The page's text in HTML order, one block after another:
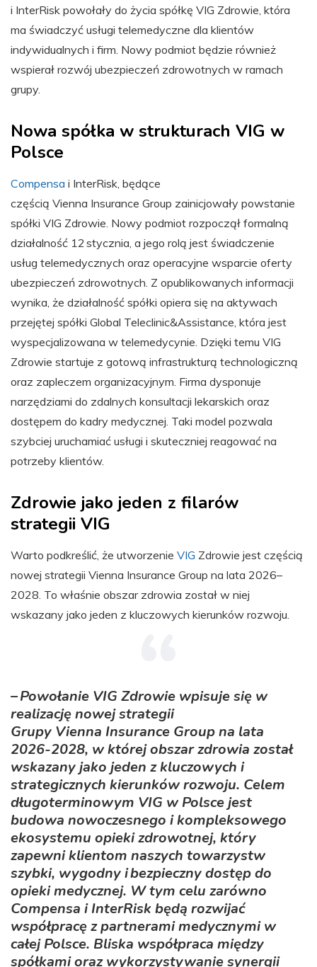
i InterRisk powołały do życia spółkę VIG Zdrowie, która
ma świadczyć usługi telemedyczne dla klientów
indywidualnych i firm. Nowy podmiot będzie również
wspierał rozwój ubezpieczeń zdrowotnych w ramach
grupy.
Nowa spółka w strukturach VIG w
Polsce
Compensa i InterRisk, będące
częścią Vienna Insurance Group zainicjowały powstanie
spółki VIG Zdrowie. Nowy podmiot rozpoczął formalną
działalność 12 stycznia, a jego rolą jest świadczenie
usług telemedycznych oraz operacyjne wsparcie oferty
ubezpieczeń zdrowotnych. Z opublikowanych informacji
wynika, że działalność spółki opiera się na aktywach
przejętej spółki Global Teleclinic&Assistance, która jest
wyspecjalizowana w telemedycynie. Dzięki temu VIG
Zdrowie startuje z gotową infrastrukturą technologiczną
oraz zapleczem organizacyjnym. Firma dysponuje
narzędziami do zdalnych konsultacji lekarskich oraz
dostępem do kadry medycznej. Taki model pozwala
szybciej uruchamiać usługi i skuteczniej reagować na
potrzeby klientów.
Zdrowie jako jeden z filarów
strategii VIG
Warto podkreślić, że utworzenie VIG Zdrowie jest częścią
nowej strategii Vienna Insurance Group na lata 2026–
2028. To właśnie obszar zdrowia został w niej
wskazany jako jeden z kluczowych kierunków rozwoju.
– Powołanie VIG Zdrowie wpisuje się w
realizację nowej strategii
Grupy Vienna Insurance Group na lata
2026-2028, w której obszar zdrowia został
wskazany jako jeden z kluczowych i
strategicznych kierunków rozwoju. Celem
długoterminowym VIG w Polsce jest
budowa nowoczesnego i kompleksowego
ekosystemu opieki zdrowotnej, który
zapewni klientom naszych towarzystw
szybki, wygodny i bezpieczny dostęp do
opieki medycznej. W tym celu zarówno
Compensa i InterRisk będą rozwijać
współpracę z partnerami medycznymi w
całej Polsce. Bliska współpraca między
spółkami oraz wykorzystywanie synergii